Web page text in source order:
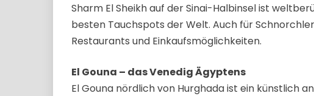
Sharm El Sheikh auf der Sinai-Halbinsel ist
besten Tauchspots der Welt. Auch für
Restaurants und Einkaufsmöglichkeiten.
El Gouna – das Venedig Ägyptens
El Gouna nördlich von Hurghada ist ein künstlich